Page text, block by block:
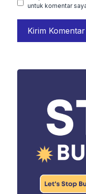
untuk komentar